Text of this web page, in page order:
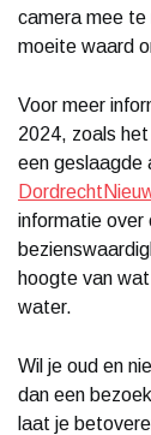
camera mee te
moeite waard
Voor meer
2024, zoals
een geslaagde
informatie over
hoogte van
water.
Wil je oud en
dan een
laat je